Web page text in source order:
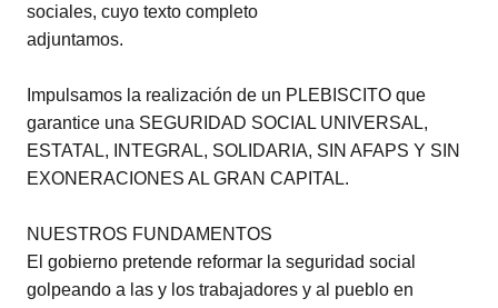
sociales, cuyo texto completo
adjuntamos.
Impulsamos la realización de un PLEBISCITO que
garantice una SEGURIDAD SOCIAL UNIVERSAL,
ESTATAL, INTEGRAL, SOLIDARIA, SIN AFAPS Y SIN
EXONERACIONES AL GRAN CAPITAL.
NUESTROS FUNDAMENTOS
El gobierno pretende reformar la seguridad social
golpeando a las y los trabajadores y al pueblo en